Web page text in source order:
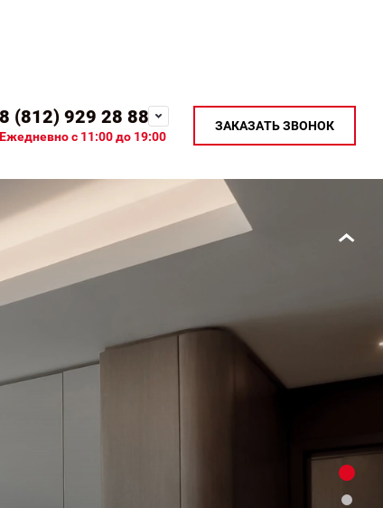
8 (812) 929 28 88
Ежедневно с 11:00 до 19:00
ЗАКАЗАТЬ ЗВОНОК